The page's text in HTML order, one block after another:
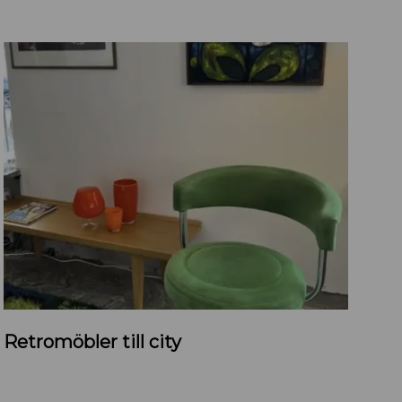
e
Retromöbler till city